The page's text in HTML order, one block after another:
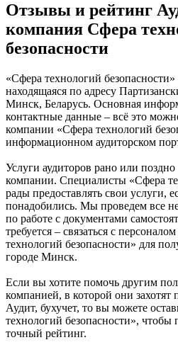
Отзывы и рейтинг
компания Сфера
безопасности
«Сфера технологий
находящаяся по адресу
Минск, Беларусь. Основная
контактные данные – всё это
компании «Сфера технологий
информационном аудиторском
Услуги аудиторов рано или
компании. Специалисты «Сфера
рады предоставлять свои услуги,
понадобились. Мы проведем все
по работе с документами
требуется – связаться с
технологий безопасности» для
городе Минск.
Если вы хотите помочь другим
компанией, в которой они захотят
Аудит, бухучет, то вы можете
технологий безопасности», чтобы
точный рейтинг.